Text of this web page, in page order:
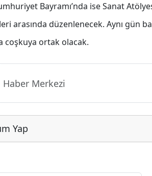
Bayramı’nda ise Sanat
arasında düzenlenecek. Aynı gün
coşkuya ortak olacak.
Haber Merkezi
Yap